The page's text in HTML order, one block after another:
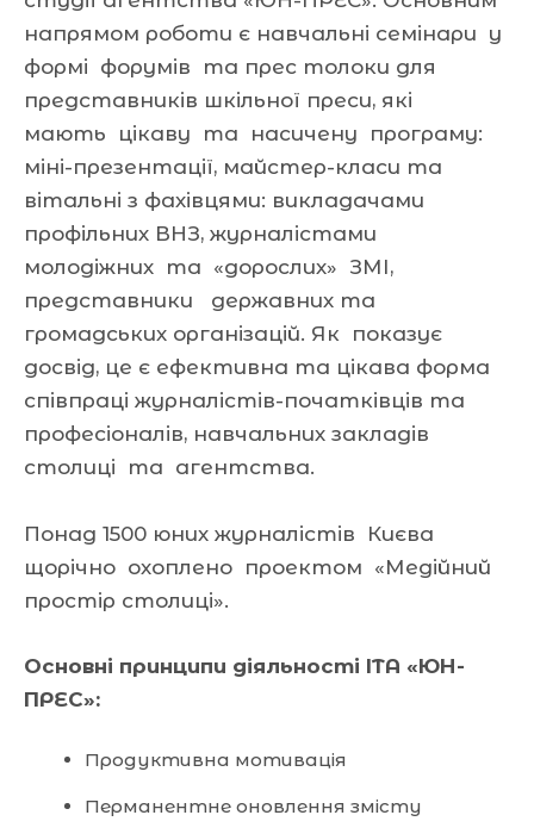
напрямом роботи є навчальні семінари у
формі форумів та прес толоки для
представників шкільної преси, які
мають цікаву та насичену програму:
міні-презентації, майстер-класи та
вітальні з фахівцями: викладачами
профільних ВНЗ, журналістами
молодіжних та «дорослих» ЗМІ,
представники державних та
громадських організацій. Як показує
досвід, це є ефективна та цікава форма
співпраці журналістів-початківців та
професіоналів, навчальних закладів
столиці та агентства.
Понад 1500 юних журналістів Києва
щорічно охоплено проектом «Медійний
простір столиці».
Основні принципи діяльності ІТА «ЮН-
ПРЕС»:
Продуктивна мотивація
Перманентне оновлення змісту